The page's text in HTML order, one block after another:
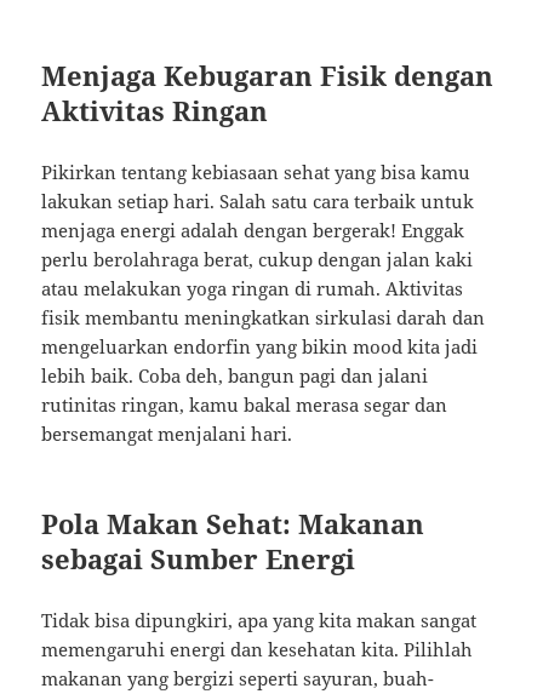
Menjaga Kebugaran Fisik dengan
Aktivitas Ringan
Pikirkan tentang kebiasaan sehat yang bisa kamu
lakukan setiap hari. Salah satu cara terbaik untuk
menjaga energi adalah dengan bergerak! Enggak
perlu berolahraga berat, cukup dengan jalan kaki
atau melakukan yoga ringan di rumah. Aktivitas
fisik membantu meningkatkan sirkulasi darah dan
mengeluarkan endorfin yang bikin mood kita jadi
lebih baik. Coba deh, bangun pagi dan jalani
rutinitas ringan, kamu bakal merasa segar dan
bersemangat menjalani hari.
Pola Makan Sehat: Makanan
sebagai Sumber Energi
Tidak bisa dipungkiri, apa yang kita makan sangat
memengaruhi energi dan kesehatan kita. Pilihlah
makanan yang bergizi seperti sayuran, buah-